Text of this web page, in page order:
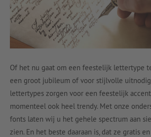
Of het nu gaat om een feestelijk lettertype
een groot jubileum of voor stijlvolle
lettertypes zorgen voor een feestelijk
momenteel ook heel trendy. Met onze
fonts laten wij u het gehele spectrum aan
zien. En het beste daaraan is, dat ze gratis